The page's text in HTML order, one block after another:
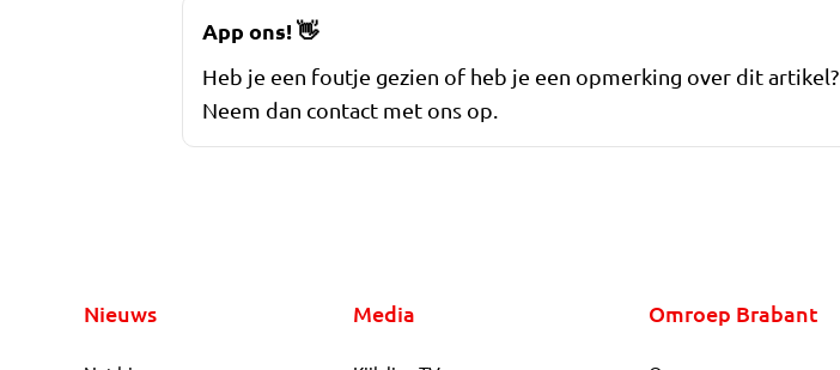
App ons!👋
Heb je een foutje gezien of heb je een opmerking over dit artikel?
Neem dan contact met ons op.
Nieuws Media Omroep Brabant